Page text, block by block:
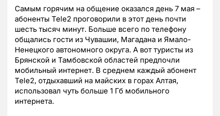
Самым горячим на общение оказался день 7 мая –
абоненты Tele2 проговорили в этот день почти
шесть тысяч минут. Больше всего по телефону
общались гости из Чувашии, Магадана и Ямало-
Ненецкого автономного округа. А вот туристы из
Брянской и Тамбовской областей предпочли
мобильный интернет. В среднем каждый абонент
Tele2, отдыхавший на майских в горах Алтая,
использовал чуть больше 1 Гб мобильного
интернета.